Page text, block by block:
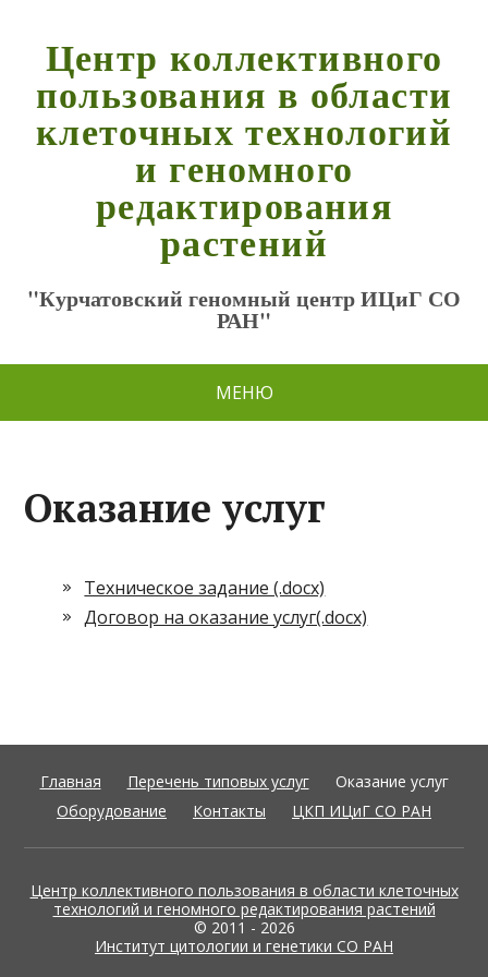
Центр коллективного
пользования в области
клеточных технологий
и геномного
редактирования
растений
"Курчатовский геномный центр ИЦиГ СО
РАН"
МЕНЮ
Оказание услуг
Техническое задание (.docx)
Договор на оказание услуг(.docx)
Главная Перечень типовых услуг
Оказание услуг
Оборудование
Контакты ЦКП ИЦиГ СО РАН
Центр коллективного пользования в области клеточных
технологий и геномного редактирования растений
© 2011 - 2026
Институт цитологии и генетики СО РАН